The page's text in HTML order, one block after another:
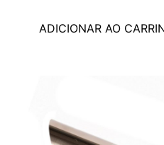
ADICIONAR AO